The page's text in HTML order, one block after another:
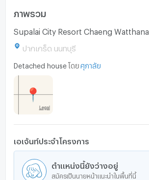
ภาพรวม
Supalai City Resort Chaeng Watthana
ปากเกร็ด นนทบุรี
Detached house โดย ศุภาลัย
เอเจ้นท์ประจำโครงการ
ตำแหน่งนี้ยังว่างอยู่
สมัครเป็นนายหน้าแนะนำในพื้นที่นี้